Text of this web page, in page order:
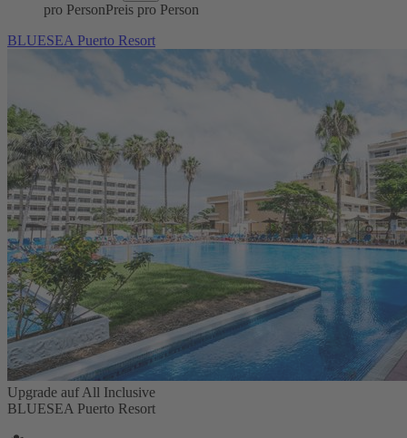
pro PersonPreis pro Person
BLUESEA Puerto Resort
Upgrade auf All Inclusive
BLUESEA Puerto Resort